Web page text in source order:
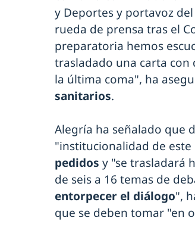
y Deportes y portavoz
rueda de prensa tras el
preparatoria hemos
trasladado una carta con
la última coma", ha
sanitarios.
Alegría ha señalado que
"institucionalidad de
pedidos y "se trasladará
de seis a 16 temas de
entorpecer el diálogo",
que se deben tomar "en